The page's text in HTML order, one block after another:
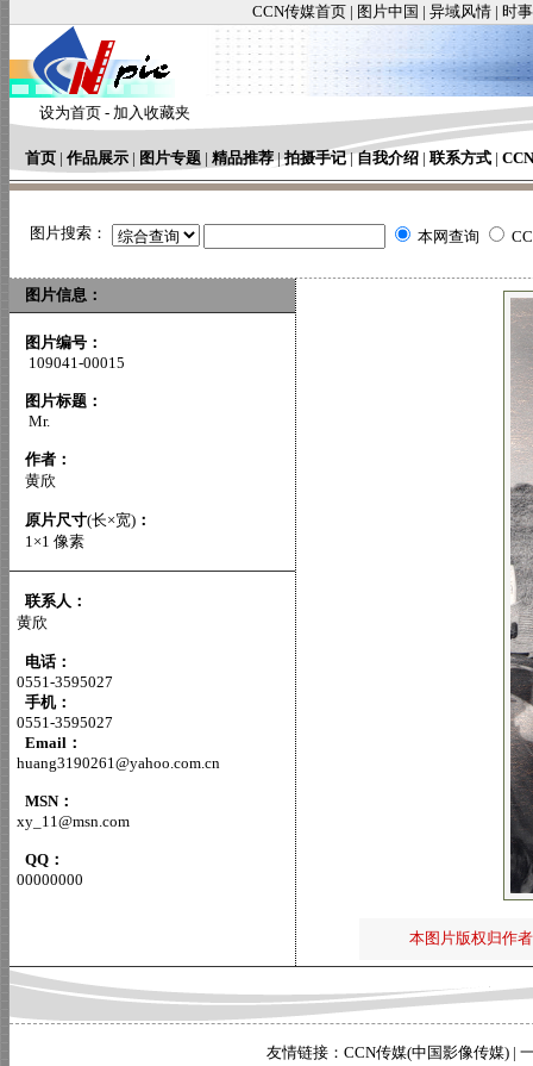
CCN传媒首页 | 图片中国 | 异域风情 | 时
设为首页 - 加入收藏夹
首页 | 作品展示 | 图片专题 | 精品推荐|拍摄手记|自我介绍 | 联系方式 |
图片搜索： 本网查询
图片信息：
图片编号：
109041-00015
图片标题：
Mr.
作者：
黄欣
原片尺寸(长×宽) ：
1×1 像素
联系人：
黄欣
电话：
0551-3595027
手机：
0551-3595027
Email：
huang3190261@yahoo.com.cn
MSN：
xy_11@msn.com
QQ：
00000000
本图片版权归作
友情链接： CCN传媒(中国影像传媒) |